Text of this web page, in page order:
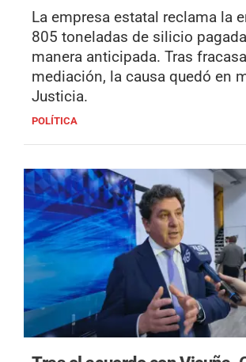
La empresa estatal reclama la
805 toneladas de silicio
manera anticipada. Tras
mediación, la causa quedó en
Justicia.
POLÍTICA